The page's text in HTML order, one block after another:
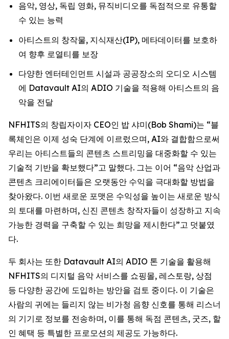
음악, 영상, 독립 영화, 뮤직비디오를 독점적으로 유통할
수 있는 능력
아티스트의 창작물, 지식재산(IP), 메타데이터를 보호하
여 향후 로열티를 보장
다양한 엔터테인먼트 시설과 공공장소의 오디오 시스템
에 Datavault AI의 ADIO 기술을 적용해 아티스트의 음
악을 전달
NFHITS의 창립자이자 CEO인 밥 샤미(Bob Shami)는 “블
록체인은 이제 성숙 단계에 이르렀으며, AI와 결합함으로써
우리는 아티스트들의 콘텐츠 스트리밍을 대중화할 수 있는
기술적 기반을 확보했다”고 말했다. 그는 이어 “음악 산업과
콘텐츠 크리에이터들은 오랫동안 수익을 극대화할 방법을
찾아왔다. 이번 새로운 포맷은 수익성을 높이는 새로운 방식
의 토대를 마련하며, 신진 콘텐츠 창작자들이 성장하고 지속
가능한 경력을 구축할 수 있는 희망을 제시한다”고 덧붙였
다.
두 회사는 또한 Datavault AI의 ADIO 톤 기술을 활용해
NFHITS의 디지털 음악 서비스를 쇼핑몰, 레스토랑, 상점
등 다양한 공간에 도입하는 방안을 검토 중이다. 이 기술은
사람의 귀에는 들리지 않는 비가청 음향 신호를 통해 리스너
의 기기로 정보를 전송하며, 이를 통해 독점 콘텐츠, 굿즈, 할
인 혜택 등 특별한 프로모션의 제공도 가능하다.